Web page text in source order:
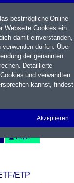
Login
ETP
bestmögliche Online-
Webseite Cookies ein.
damit einverstanden,
dürfen. Über
der genannten
Detaillierte
und verwandten
kannst, findest
Akzeptieren